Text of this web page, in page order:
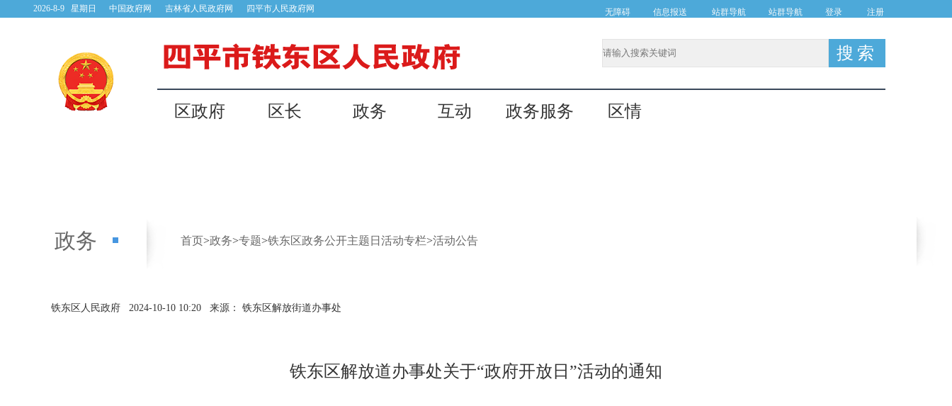
2026-8-9 星期日 中国政府网 吉林省人民政府网 四平市人民政府网 无障碍 信息报送 站群导航 站群导航 登录 注册
区政府 区长 政务 互动 政务服务 区情
政务 首页>政务>专题>铁东区政务公开主题日活动专栏>活动公告
铁东区人民政府 2024-10-10 10:20 来源： 铁东区解放街道办事处
铁东区解放道办事处关于“政府开放日”活动的通知